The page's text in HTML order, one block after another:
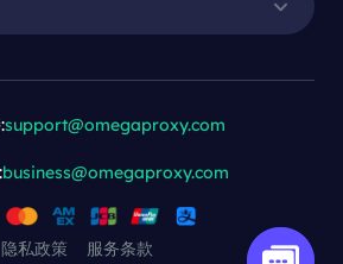
support@omegaproxy.com
business@omegaproxy.com
隐私政策 服务条款